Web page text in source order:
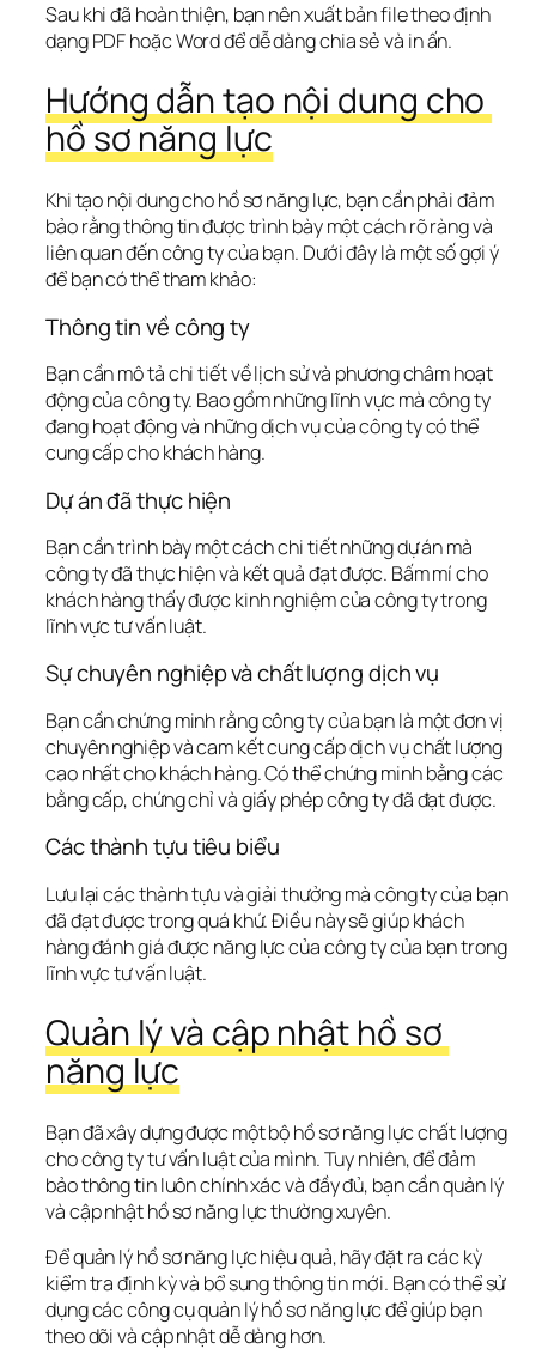
Sau khi đã hoàn thiện, bạn nên xuất bản file theo định
dạng PDF hoặc Word để dễ dàng chia sẻ và in ấn.
Hướng dẫn tạo nội dung cho
hồ sơ năng lực
Khi tạo nội dung cho hồ sơ năng lực, bạn cần phải đảm
bảo rằng thông tin được trình bày một cách rõ ràng và
liên quan đến công ty của bạn. Dưới đây là một số gợi ý
để bạn có thể tham khảo:
Thông tin về công ty
Bạn cần mô tả chi tiết về lịch sử và phương châm hoạt
động của công ty. Bao gồm những lĩnh vực mà công ty
đang hoạt động và những dịch vụ của công ty có thể
cung cấp cho khách hàng.
Dự án đã thực hiện
Bạn cần trình bày một cách chi tiết những dự án mà
công ty đã thực hiện và kết quả đạt được. Bấm mí cho
khách hàng thấy được kinh nghiệm của công ty trong
lĩnh vực tư vấn luật.
Sự chuyên nghiệp và chất lượng dịch vụ
Bạn cần chứng minh rằng công ty của bạn là một đơn vị
chuyên nghiệp và cam kết cung cấp dịch vụ chất lượng
cao nhất cho khách hàng. Có thể chứng minh bằng các
bằng cấp, chứng chỉ và giấy phép công ty đã đạt được.
Các thành tựu tiêu biểu
Lưu lại các thành tựu và giải thưởng mà công ty của bạn
đã đạt được trong quá khứ. Điều này sẽ giúp khách
hàng đánh giá được năng lực của công ty của bạn trong
lĩnh vực tư vấn luật.
Quản lý và cập nhật hồ sơ
năng lực
Bạn đã xây dựng được một bộ hồ sơ năng lực chất lượng
cho công ty tư vấn luật của mình. Tuy nhiên, để đảm
bảo thông tin luôn chính xác và đầy đủ, bạn cần quản lý
và cập nhật hồ sơ năng lực thường xuyên.
Để quản lý hồ sơ năng lực hiệu quả, hãy đặt ra các kỳ
kiểm tra định kỳ và bổ sung thông tin mới. Bạn có thể sử
dụng các công cụ quản lý hồ sơ năng lực để giúp bạn
theo dõi và cập nhật dễ dàng hơn.